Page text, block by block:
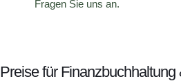
Fragen Sie uns an.
Preise für Finanzbuchhaltung